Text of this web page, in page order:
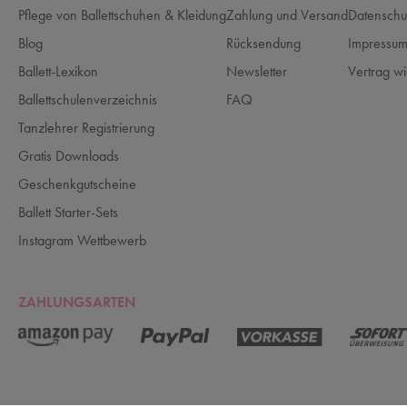
Pflege von Ballettschuhen & Kleidung
Blog
Ballett-Lexikon
Ballettschulenverzeichnis
Tanzlehrer Registrierung
Gratis Downloads
Geschenkgutscheine
Ballett Starter-Sets
Instagram Wettbewerb
Zahlung und Versand
Rücksendung
Newsletter
FAQ
Impressum
Vertrag
ZAHLUNGSARTEN